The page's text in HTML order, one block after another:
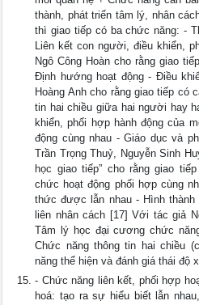
thành, phát triển tâm lý, nhân
thì giao tiếp có ba chức năng: -
Liên kết con người, điều khiển,
Ngô Công Hoàn cho rằng giao
Định hướng hoạt động - Điều
Hoàng Anh cho rằng giao tiếp có
tin hai chiều giữa hai người hay
khiển, phối hợp hành động của
động cùng nhau - Giáo dục và
Trần Trọng Thuỷ, Nguyễn Sinh
học giao tiếp” cho rằng giao
chức hoạt động phối hợp cùng
thức được lẫn nhau - Hình
liên nhân cách [17] Với tác giả
Tâm lý học đại cương chức
Chức năng thông tin hai chiều
năng thể hiện và đánh giá thái độ
- Chức năng liên kết, phối hợp
hoá: tạo ra sự hiểu biết lẫn